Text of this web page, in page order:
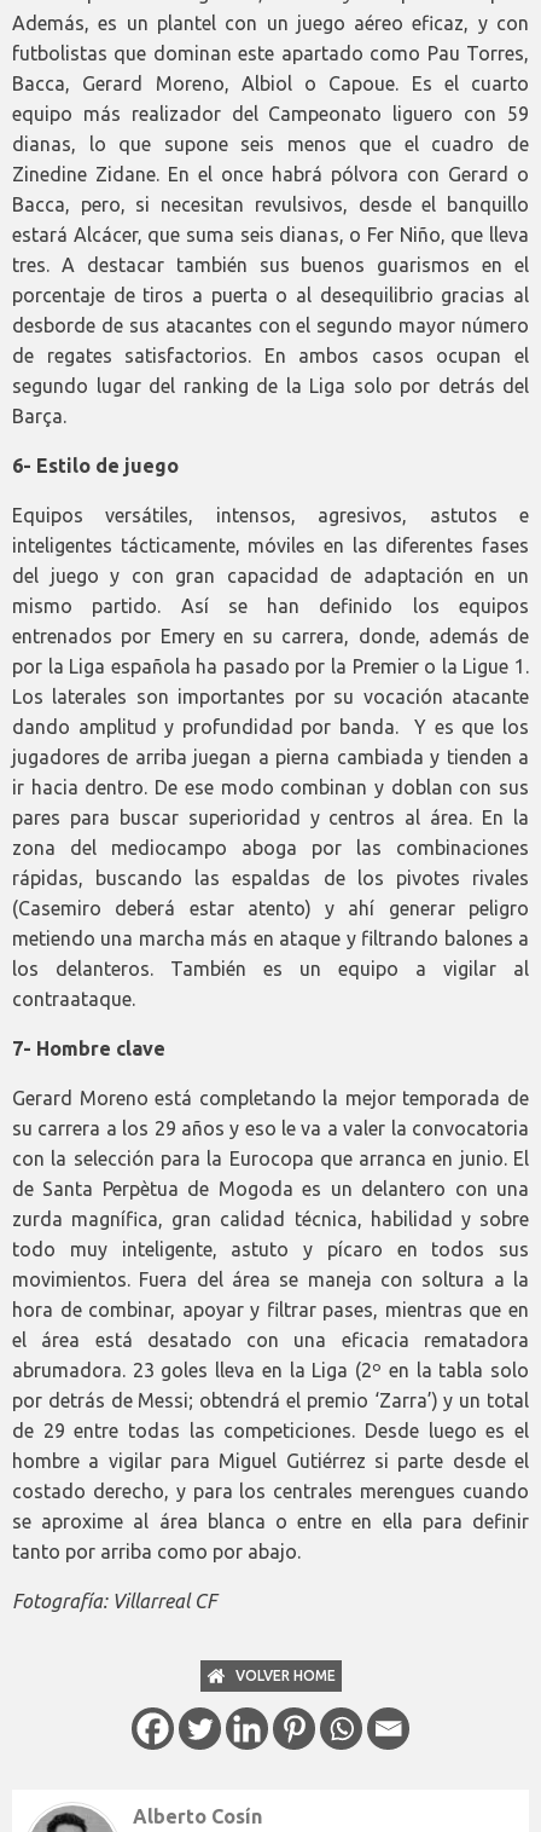
Además, es un plantel con un juego aéreo eficaz, y con
futbolistas que dominan este apartado como Pau Torres,
Bacca, Gerard Moreno, Albiol o Capoue. Es el cuarto
equipo más realizador del Campeonato liguero con 59
dianas, lo que supone seis menos que el cuadro de
Zinedine Zidane. En el once habrá pólvora con Gerard o
Bacca, pero, si necesitan revulsivos, desde el banquillo
estará Alcácer, que suma seis dianas, o Fer Niño, que lleva
tres. A destacar también sus buenos guarismos en el
porcentaje de tiros a puerta o al desequilibrio gracias al
desborde de sus atacantes con el segundo mayor número
de regates satisfactorios. En ambos casos ocupan el
segundo lugar del ranking de la Liga solo por detrás del
Barça.
6- Estilo de juego
Equipos versátiles, intensos, agresivos, astutos e
inteligentes tácticamente, móviles en las diferentes fases
del juego y con gran capacidad de adaptación en un
mismo partido. Así se han definido los equipos
entrenados por Emery en su carrera, donde, además de
por la Liga española ha pasado por la Premier o la Ligue 1.
Los laterales son importantes por su vocación atacante
dando amplitud y profundidad por banda. Y es que los
jugadores de arriba juegan a pierna cambiada y tienden a
ir hacia dentro. De ese modo combinan y doblan con sus
pares para buscar superioridad y centros al área. En la
zona del mediocampo aboga por las combinaciones
rápidas, buscando las espaldas de los pivotes rivales
(Casemiro deberá estar atento) y ahí generar peligro
metiendo una marcha más en ataque y filtrando balones a
los delanteros. También es un equipo a vigilar al
contraataque.
7- Hombre clave
Gerard Moreno está completando la mejor temporada de
su carrera a los 29 años y eso le va a valer la convocatoria
con la selección para la Eurocopa que arranca en junio. El
de Santa Perpètua de Mogoda es un delantero con una
zurda magnífica, gran calidad técnica, habilidad y sobre
todo muy inteligente, astuto y pícaro en todos sus
movimientos. Fuera del área se maneja con soltura a la
hora de combinar, apoyar y filtrar pases, mientras que en
el área está desatado con una eficacia rematadora
abrumadora. 23 goles lleva en la Liga (2º en la tabla solo
por detrás de Messi; obtendrá el premio ‘Zarra’) y un total
de 29 entre todas las competiciones. Desde luego es el
hombre a vigilar para Miguel Gutiérrez si parte desde el
costado derecho, y para los centrales merengues cuando
se aproxime al área blanca o entre en ella para definir
tanto por arriba como por abajo.
Fotografía: Villarreal CF
VOLVER HOME
Alberto Cosín